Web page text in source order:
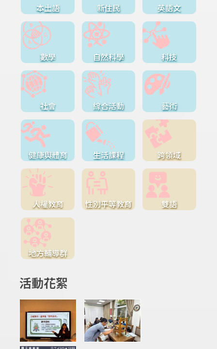
本土語 新住民 英語文
數學 自然科學 科技
社會 綜合活動 藝術
健康與體育 生活課程 跨領域
人權教育 性別平等教育 雙語
地方輔導群
活動花絮